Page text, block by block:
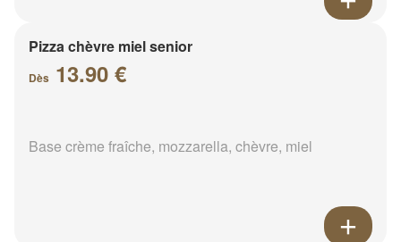
Pizza chèvre miel senior
Dès 13.90 €
Base crème fraîche, mozzarella, chèvre, miel